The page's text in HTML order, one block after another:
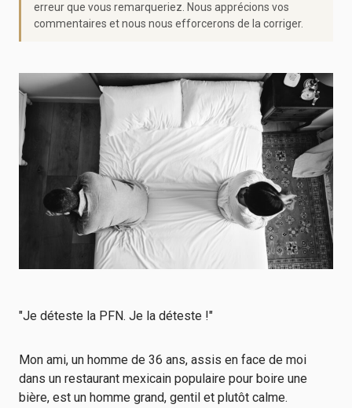
erreur que vous remarqueriez. Nous apprécions vos
commentaires et nous nous efforcerons de la corriger.
"Je déteste la PFN. Je la déteste !"
Mon ami, un homme de 36 ans, assis en face de moi
dans un restaurant mexicain populaire pour boire une
bière, est un homme grand, gentil et plutôt calme.